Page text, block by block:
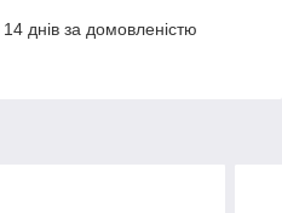
днів за домовленістю